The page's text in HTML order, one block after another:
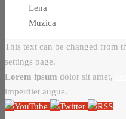
Lena
Muzica
This text can be changed from
settings page.
Lorem ipsum dolor sit amet,
imperdiet augue.